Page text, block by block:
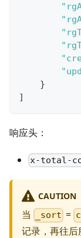
}
]
响应头：
x-total-
CAUTION
当 _sort =
记录，再往后